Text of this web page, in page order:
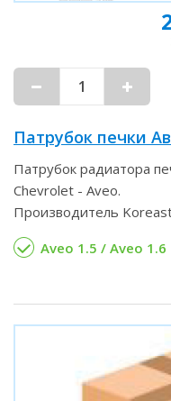
Патрубок печки
Патрубок радиатора
Chevrolet - Aveo.
Производитель
Aveo 1.5 / Aveo 1.6